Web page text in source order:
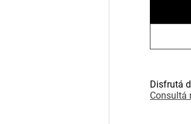
Disfrutá
Consultá